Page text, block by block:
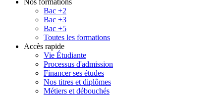
Nos formations
Bac +2
Bac +3
Bac +5
Toutes les formations
Accès rapide
Vie Étudiante
Processus d'admission
Financer ses études
Nos titres et diplômes
Métiers et débouchés